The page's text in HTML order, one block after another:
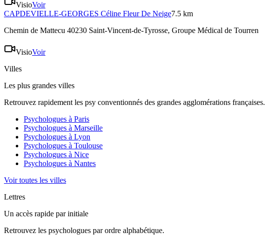
VisioVoir
CAPDEVIELLE-GEORGES Céline Fleur De Neige7.5 km
Chemin de Mattecu 40230 Saint-Vincent-de-Tyrosse, Groupe Médical de Tourren
VisioVoir
Villes
Les plus grandes villes
Retrouvez rapidement les psy conventionnés des grandes agglomérations françaises.
Psychologues à Paris
Psychologues à Marseille
Psychologues à Lyon
Psychologues à Toulouse
Psychologues à Nice
Psychologues à Nantes
Voir toutes les villes
Lettres
Un accès rapide par initiale
Retrouvez les psychologues par ordre alphabétique.